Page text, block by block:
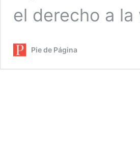
el derecho a
Pie de Página